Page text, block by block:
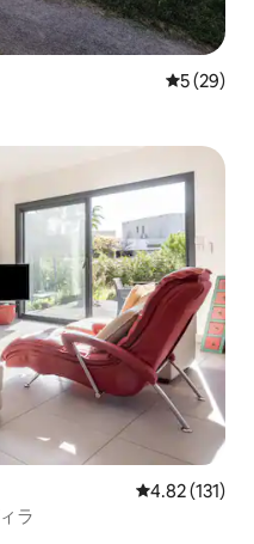
レビュー
5 (29)
レビュー131
4.82 (131)
ラ